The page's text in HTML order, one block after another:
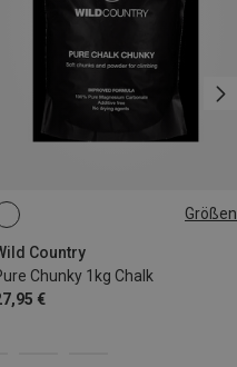
Größen
Country
Chunky 1kg Chalk
€
1KG